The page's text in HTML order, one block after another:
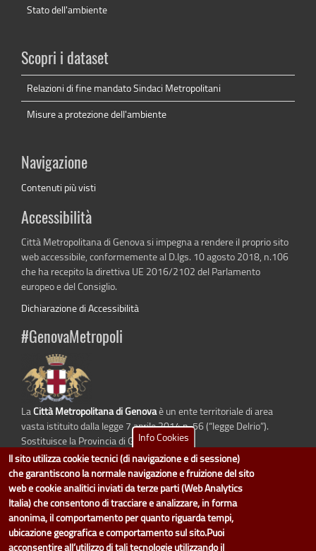
Stato dell'ambiente
Scopri i dataset
Relazioni di fine mandato Sindaci Metropolitani
Misure a protezione dell'ambiente
Navigazione
Contenuti più visti
Accessibilità
Città Metropolitana di Genova si impegna a rendere il proprio sito
web accessibile, conformemente al D.lgs. 10 agosto 2018, n.106
che ha recepito la direttiva UE 2016/2102 del Parlamento
europeo e del Consiglio.
Dichiarazione di Accessibilità
#GenovaMetropoli
LaCittà Metropolitana di Genovaè un ente territoriale di area
vasta istituito dalla legge 7 aprile 2014 n. 56 (“legge Delrio”).
Sostituisce la Provincia di Genova.
dati.cittametropolitana.genova.itè il progetto "Open Data" della
Metropolitana di Genova.
Il design e la gestione sono a cura del Servizio Sistemi Informativi. Ogni
Direzione è responsabile per la parte di "dati" e "dataset".
Info Cookies
Il sito utilizza cookie tecnici (di navigazione e di sessione)
che garantiscono la normale navigazione e fruizione del sito
web e cookie analitici inviati da terze parti (Web Analytics
Italia) che consentono di tracciare e analizzare, in forma
anonima, il comportamento per quanto riguarda tempi,
ubicazione geografica e comportamento sul sito.Puoi
acconsentire all’utilizzo di tali tecnologie utilizzando il